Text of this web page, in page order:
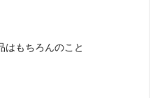
はもちろんのこと